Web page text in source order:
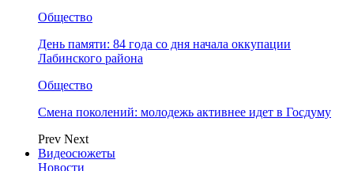
Общество
День памяти: 84 года со дня начала оккупации
Лабинского района
Общество
Смена поколений: молодежь активнее идет в Госдуму
Prev Next
Видеосюжеты
Новости